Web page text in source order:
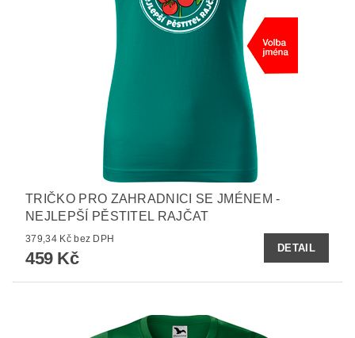
TRIČKO PRO ZAHRADNICI SE JMÉNEM -
NEJLEPŠÍ PĚSTITEL RAJČAT
379,34 Kč bez DPH
459 Kč
DETAIL